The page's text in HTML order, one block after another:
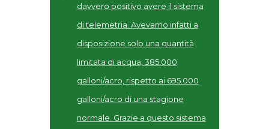
davvero positivo avere il sistema
di telemetria. Avevamo infatti a
disposizione solo una quantità
limitata di acqua, 385.000
galloni/acro, rispetto ai 695.000
galloni/acro di una stagione
normale. Grazie a questo sistema